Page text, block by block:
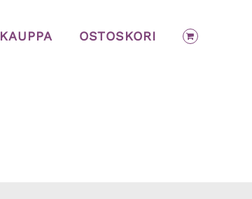
KAUPPA OSTOSKORI